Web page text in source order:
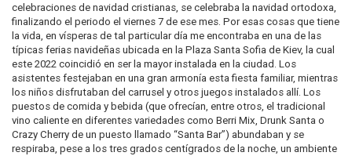
celebraciones de navidad cristianas, se celebraba la navidad ortodoxa,
finalizando el periodo el viernes 7 de ese mes. Por esas cosas que tiene
la vida, en vísperas de tal particular día me encontraba en una de las
típicas ferias navideñas ubicada en la Plaza Santa Sofia de Kiev, la cual
este 2022 coincidió en ser la mayor instalada en la ciudad. Los
asistentes festejaban en una gran armonía esta fiesta familiar, mientras
los niños disfrutaban del carrusel y otros juegos instalados allí. Los
puestos de comida y bebida (que ofrecían, entre otros, el tradicional
vino caliente en diferentes variedades como Berri Mix, Drunk Santa o
Crazy Cherry de un puesto llamado “Santa Bar”) abundaban y se
respiraba, pese a los tres grados centígrados de la noche, un ambiente